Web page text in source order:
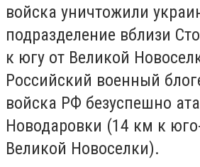
войска уничтожили
подразделение вблизи
к югу от Великой
Российский военный
войска РФ безуспешно
Новодаровки (14 км к
Великой Новоселки).